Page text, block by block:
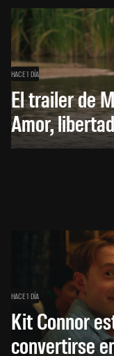
HACE 1 DÍA
El trailer de
Amor,
HACE 1 DÍA
Kit Connor
convertirse